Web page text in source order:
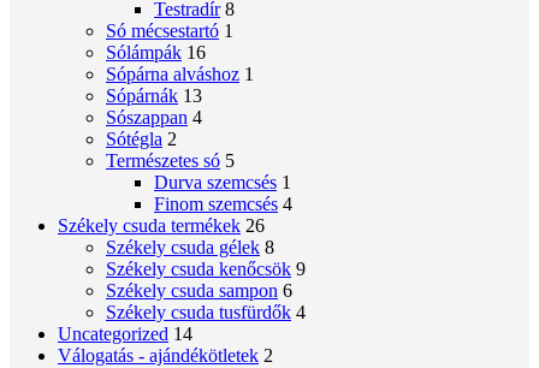
Testradír 8
Só mécsestartó 1
Sólámpák 16
Sópárna alváshoz 1
Sópárnák 13
Sószappan 4
Sótégla 2
Természetes só 5
Durva szemcsés 1
Finom szemcsés 4
Székely csuda termékek 26
Székely csuda gélek 8
Székely csuda kenőcsök 9
Székely csuda sampon 6
Székely csuda tusfürdők 4
Uncategorized 14
Válogatás - ajándékötletek 2